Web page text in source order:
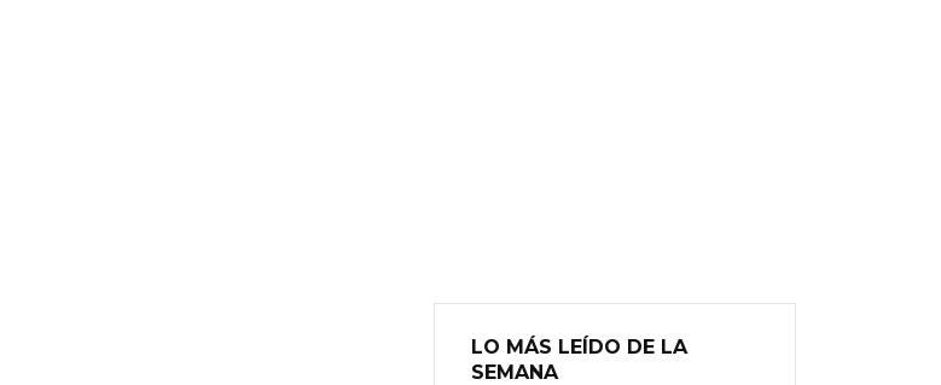
LO MÁS LEÍDO DE LA
SEMANA